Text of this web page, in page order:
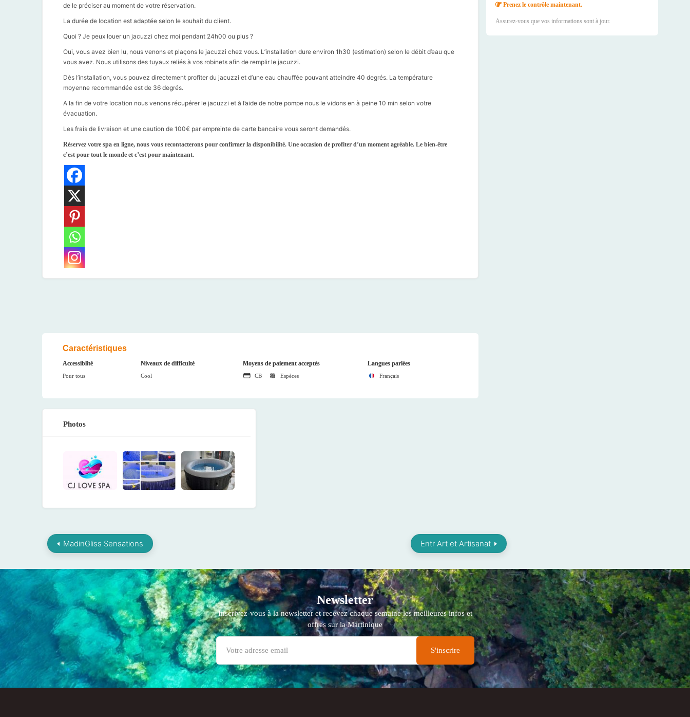
de le préciser au moment de votre réservation.
La durée de location est adaptée selon le souhait du client.
Quoi ? Je peux louer un jacuzzi chez moi pendant 24h00 ou plus ?
Oui, vous avez bien lu, nous venons et plaçons le jacuzzi chez vous. L’installation dure environ 1h30 (estimation) selon le débit d’eau que
vous avez. Nous utilisons des tuyaux reliés à vos robinets afin de remplir le jacuzzi.
Dès l’installation, vous pouvez directement profiter du jacuzzi et d’une eau chauffée pouvant atteindre 40 degrés. La température
moyenne recommandée est de 36 degrés.
A la fin de votre location nous venons récupérer le jacuzzi et à l’aide de notre pompe nous le vidons en à peine 10 min selon votre
évacuation.
Les frais de livraison et une caution de 100€ par empreinte de carte bancaire vous seront demandés.
Réservez votre spa en ligne, nous vous recontacterons pour confirmer la disponibilité. Une occasion de profiter d’un moment agréable. Le bien-être
c’est pour tout le monde et c’est pour maintenant.
Caractéristiques
Accessiblité
Pour tous
Niveaux de difficulté
Cool
Moyens de paiement acceptés
CB Espèces
Langues parlées
Français
Photos
Prenez le contrôle maintenant.
Assurez-vous que vos informations sont à jour.
MadinGliss Sensations Entr Art et Artisanat
Newsletter
Inscrivez-vous à la newsletter et recevez chaque semaine les meilleures infos et
offres sur la Martinique